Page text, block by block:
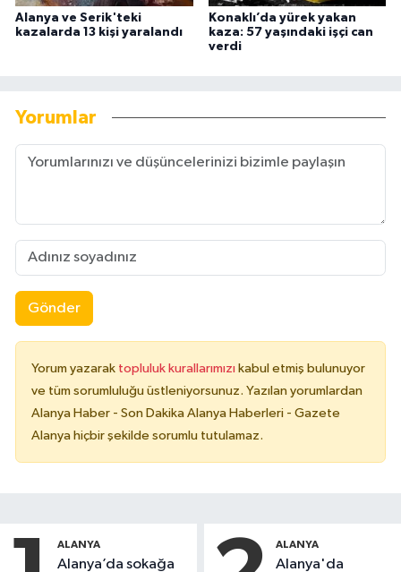
Alanya ve Serik'teki
kazalarda 13 kişi yaralandı
Konaklı’da yürek yakan
kaza: 57 yaşındaki işçi can
verdi
Yorumlar
Gönder
Yorum yazarak topluluk kurallarımızı kabul etmiş bulunuyor
ve tüm sorumluluğu üstleniyorsunuz. Yazılan yorumlardan
Alanya Haber - Son Dakika Alanya Haberleri - Gazete
Alanya hiçbir şekilde sorumlu tutulamaz.
ALANYA
Alanya’da sokağa
ALANYA
Alanya'da